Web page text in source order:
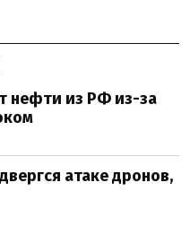
нефти из РФ из-за
атаке дронов,